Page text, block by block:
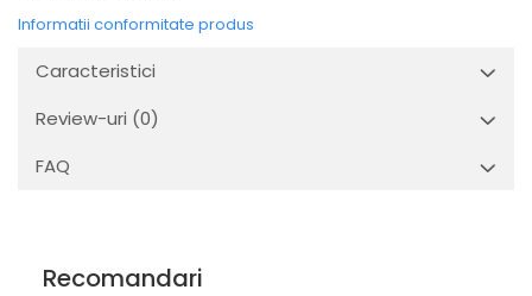
Informatii conformitate produs
Caracteristici
Review-uri (0)
FAQ
Recomandari